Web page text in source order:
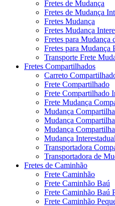
Fretes de Mudança
Fretes de Mudança
Fretes Mudança
Fretes Mudança
Fretes para Mudança
Fretes para Mudança
Transporte Frete
Fretes Compartilhados
Carreto
Frete Compartilhado
Frete Compartilhado
Frete Mudança
Mudança
Mudança
Mudança
Mudança
Transportadora
Transportadora de
Fretes de Caminhão
Frete Caminhão
Frete Caminhão Baú
Frete Caminhão Baú
Frete Caminhão